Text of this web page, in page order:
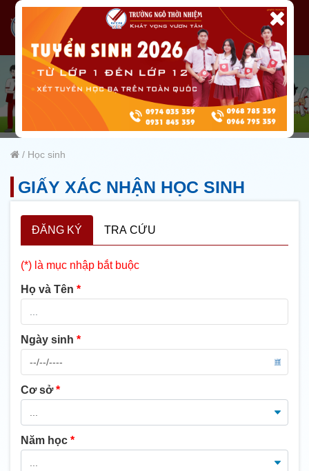
/ Học sinh
GIẤY XÁC NHẬN HỌC SINH
ĐĂNG KÝ TRA CỨU
(*) là mục nhập bắt buộc
Họ và Tên *
Ngày sinh *
Cơ sở*
Năm học *